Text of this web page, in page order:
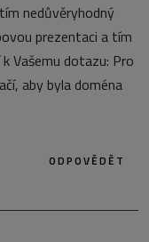
nedůvěryhodný
prezentaci a tím
Vašemu dotazu: Pro
aby byla doména
ODPOVĚDĚT